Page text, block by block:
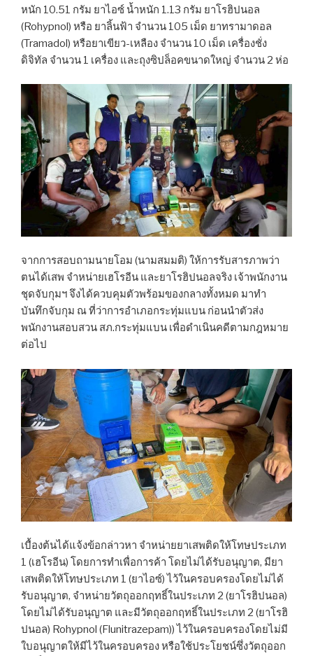
หนัก 10.51 กรัม ยาไอซ์ น้ำหนัก 1.13 กรัม ยาโรฮิปนอล
(Rohypnol) หรือ ยาลิ้นฟ้า จำนวน 105 เม็ด ยาทรามาดอล
(Tramadol) หรือยาเขียว-เหลือง จำนวน 10 เม็ด เครื่องชั่ง
ดิจิทัล จำนวน 1 เครื่อง และถุงซิปล็อคขนาดใหญ่ จำนวน 2 ห่อ
จากการสอบถามนายโอม (นามสมมติ) ให้การรับสารภาพว่า
ตนได้เสพ จำหน่ายเฮโรอีน และยาโรฮิปนอลจริง เจ้าพนักงาน
ชุดจับกุมฯ จึงได้ควบคุมตัวพร้อมของกลางทั้งหมด มาทำ
บันทึกจับกุม ณ ที่ว่าการอำเภอกระทุ่มแบน ก่อนนำตัวส่ง
พนักงานสอบสวน สภ.กระทุ่มแบน เพื่อดำเนินคดีตามกฎหมาย
ต่อไป
เบื้องต้นได้แจ้งข้อกล่าวหา จำหน่ายยาเสพติดให้โทษประเภท
1 (เฮโรอีน) โดยการทำเพื่อการค้า โดยไม่ได้รับอนุญาต, มียา
เสพติดให้โทษประเภท 1 (ยาไอซ์) ไว้ในครอบครองโดยไม่ได้
รับอนุญาต, จำหน่ายวัตถุออกฤทธิ์ในประเภท 2 (ยาโรฮิปนอล)
โดยไม่ได้รับอนุญาต และมีวัตถุออกฤทธิ์ในประเภท 2 (ยาโรฮิ
ปนอล) Rohypnol (Flunitrazepam)) ไว้ในครอบครองโดยไม่มี
ใบอนุญาตให้มีไว้ในครอบครอง หรือใช้ประโยชน์ซึ่งวัตถุออก